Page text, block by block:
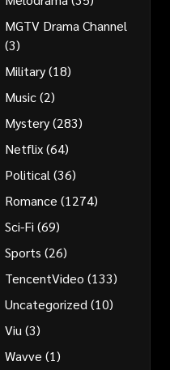
MGTV Drama Channel
(3)
Military(18)
Music(2)
Mystery(283)
Netflix(64)
Political(36)
Romance (1274)
Sci-Fi (69)
Sports (26)
TencentVideo (133)
Uncategorized(10)
Viu(3)
Wavve (1)